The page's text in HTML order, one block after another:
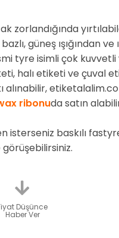
zorlandığında
güneş ışığından
tyre isimli çok kuvvetli
halı etiketi ve çuval
alınabilir,
ribonuda satın
isterseniz baskılı
Düşünce
Haber Ver